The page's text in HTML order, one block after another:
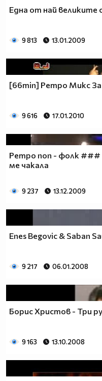
Една от най великите
9 813 13.01.2009
[66min] Ретро Микс
9 616 17.01.2010
Ретро поп - фолк
ме чакала
9 237 13.12.2009
Enes Begovic & Saban
9 217 06.01.2008
Борис Христов - Три
9 163 13.10.2008